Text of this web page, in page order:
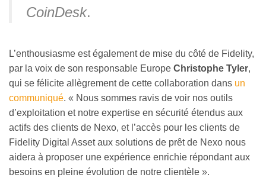
CoinDesk.
L’enthousiasme est également de mise du côté de Fidelity,
par la voix de son responsable Europe Christophe Tyler,
qui se félicite allègrement de cette collaboration dans un
communiqué. « Nous sommes ravis de voir nos outils
d’exploitation et notre expertise en sécurité étendus aux
actifs des clients de Nexo, et l’accès pour les clients de
Fidelity Digital Asset aux solutions de prêt de Nexo nous
aidera à proposer une expérience enrichie répondant aux
besoins en pleine évolution de notre clientèle ».